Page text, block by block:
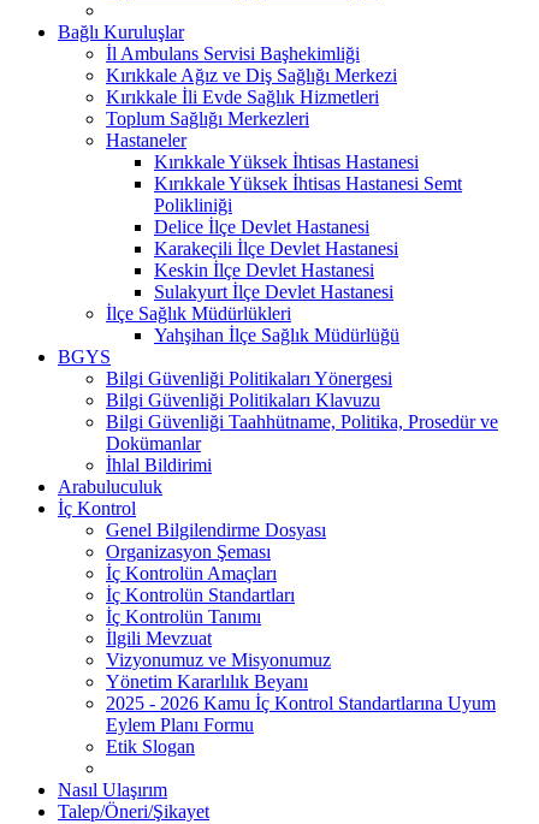
Bağlı Kuruluşlar
İl Ambulans Servisi Başhekimliği
Kırıkkale Ağız ve Diş Sağlığı Merkezi
Kırıkkale İli Evde Sağlık Hizmetleri
Toplum Sağlığı Merkezleri
Hastaneler
Kırıkkale Yüksek İhtisas Hastanesi
Kırıkkale Yüksek İhtisas Hastanesi Semt
Polikliniği
Delice İlçe Devlet Hastanesi
Karakeçili İlçe Devlet Hastanesi
Keskin İlçe Devlet Hastanesi
Sulakyurt İlçe Devlet Hastanesi
İlçe Sağlık Müdürlükleri
Yahşihan İlçe Sağlık Müdürlüğü
BGYS
Bilgi Güvenliği Politikaları Yönergesi
Bilgi Güvenliği Politikaları Klavuzu
Bilgi Güvenliği Taahhütname, Politika, Prosedür ve
Dokümanlar
İhlal Bildirimi
Arabuluculuk
İç Kontrol
Genel Bilgilendirme Dosyası
Organizasyon Şeması
İç Kontrolün Amaçları
İç Kontrolün Standartları
İç Kontrolün Tanımı
İlgili Mevzuat
Vizyonumuz ve Misyonumuz
Yönetim Kararlılık Beyanı
2025 - 2026 Kamu İç Kontrol Standartlarına Uyum
Eylem Planı Formu
Etik Slogan
Nasıl Ulaşırım
Talep/Öneri/Şikayet